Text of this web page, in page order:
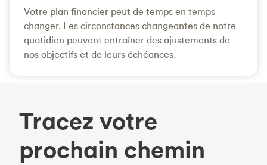
Votre plan financier peut de temps en temps
changer. Les circonstances changeantes de notre
quotidien peuvent entraîner des ajustements de
nos objectifs et de leurs échéances.
Tracez votre
prochain chemin